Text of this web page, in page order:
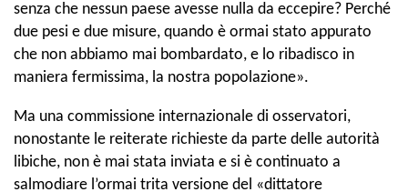
senza che nessun paese avesse nulla da eccepire? Perché
due pesi e due misure, quando è ormai stato appurato
che non abbiamo mai bombardato, e lo ribadisco in
maniera fermissima, la nostra popolazione».
Ma una commissione internazionale di osservatori,
nonostante le reiterate richieste da parte delle autorità
libiche, non è mai stata inviata e si è continuato a
salmodiare l’ormai trita versione del «dittatore